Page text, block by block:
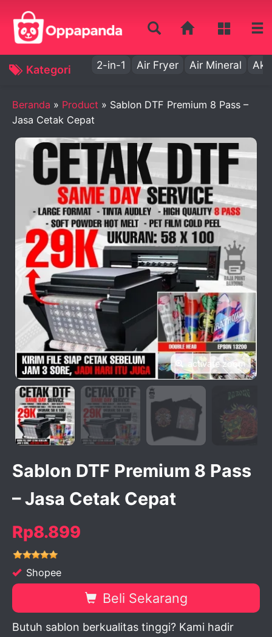
Kategori 2-in-1 Air Fryer Air Mineral Aki
Beranda » Product » Sablon DTF Premium 8 Pass –
Jasa Cetak Cepat
activate zoom
Sablon DTF Premium 8 Pass
– Jasa Cetak Cepat
Rp8.899
Shopee
Beli Sekarang
Butuh sablon berkualitas tinggi? Kami hadir